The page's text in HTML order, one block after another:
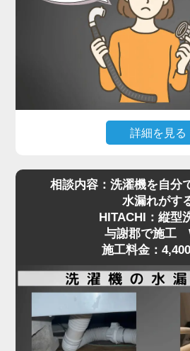
身で嵩上げ台を取り付けるのは
んでした。当店では、専用の工
が慎重に本体を持ち上げ、水平
台を正しく設置。わずかな傾き
響が出るため、細部まで調整し
施工後は洗濯機の下に空間がで
配管清掃もスムーズに行える状
洗濯機取り付けにおける嵩上げ
り扱いと設置バランスが重要。
な設置をご希望の方は、ぜひ一
安全かつ丁寧に対応いたします
詳細を見る
で、状態の良い中古の洗濯機を
ていますが、**実際に設置しよ
品が合わない」といったトラブ
ん。与謝郡で施工をご依頼いた
で購入されたPanasonicの縦型
お困りでした。
具体的には、給水ホースの形状
わず、さらに排水ホースも短
い状態。当店では、現地の設
相談内容：洗濯機を自分
水漏れがす
HITACHI：縦型
与謝郡で施工
施工料金：